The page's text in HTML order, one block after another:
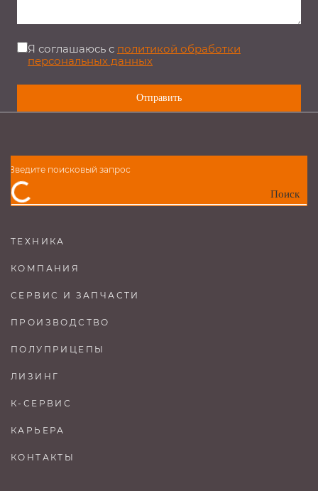
Я соглашаюсь с политикой обработки
персональных данных
ТЕХНИКА
КОМПАНИЯ
СЕРВИС И ЗАПЧАСТИ
ПРОИЗВОДСТВО
ПОЛУПРИЦЕПЫ
ЛИЗИНГ
К-СЕРВИС
КАРЬЕРА
КОНТАКТЫ
Поиск